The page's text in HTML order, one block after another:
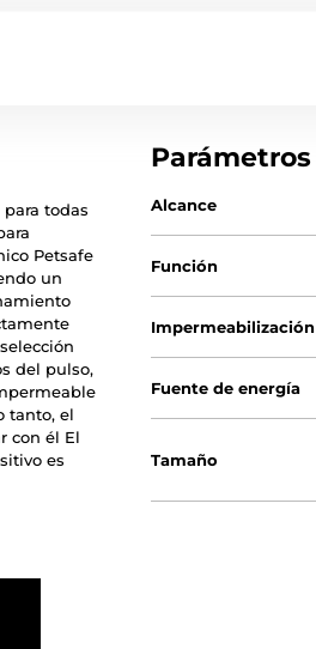
todas
Petsafe
un
del pulso,
tanto, el
con él El
es
Parámetros
Alcance
Función
Impermeabilización
Fuente de energía
Tamaño